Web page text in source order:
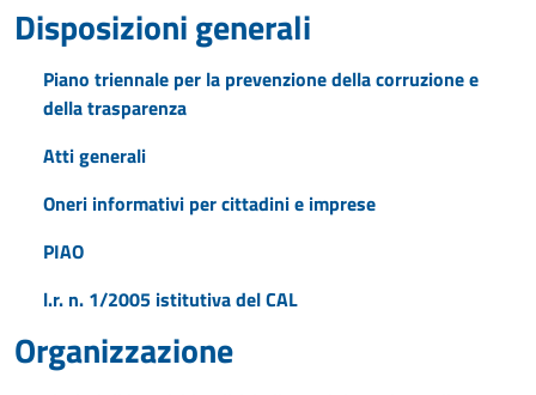
Disposizioni generali
Piano triennale per la prevenzione della corruzione e
della trasparenza
Atti generali
Oneri informativi per cittadini e imprese
PIAO
l.r. n. 1/2005 istitutiva del CAL
Organizzazione